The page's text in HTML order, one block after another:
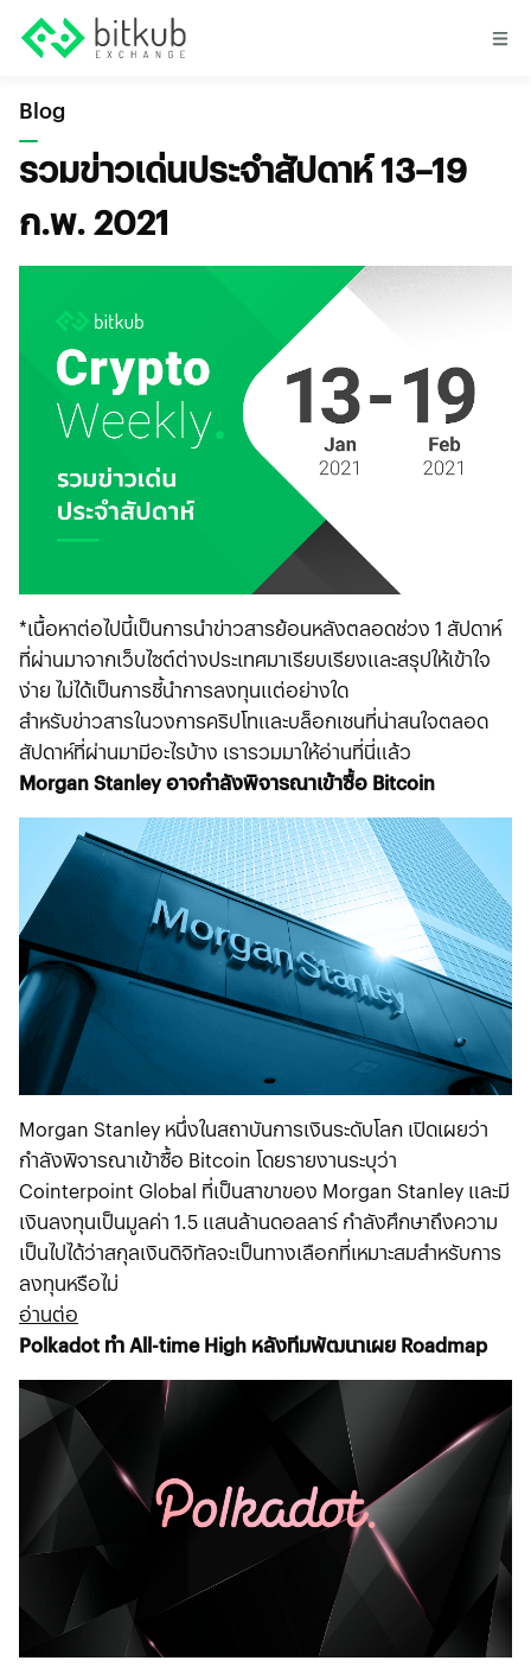
Blog
รวมข่าวเด่นประจำสัปดาห์ 13–19
ก.พ. 2021
*เนื้อหาต่อไปนี้เป็นการนำข่าวสารย้อนหลังตลอดช่วง 1 สัปดาห์
ที่ผ่านมาจากเว็บไซต์ต่างประเทศมาเรียบเรียงและสรุปให้เข้าใจ
ง่าย ไม่ได้เป็นการชี้นำการลงทุนแต่อย่างใด
สำหรับข่าวสารในวงการคริปโทและบล็อกเชนที่น่าสนใจตลอด
สัปดาห์ที่ผ่านมามีอะไรบ้าง เรารวมมาให้อ่านที่นี่แล้ว
Morgan Stanley อาจกำลังพิจารณาเข้าซื้อ Bitcoin
Morgan Stanley หนึ่งในสถาบันการเงินระดับโลก เปิดเผยว่า
กำลังพิจารณาเข้าซื้อ Bitcoin โดยรายงานระบุว่า
Cointerpoint Global ที่เป็นสาขาของ Morgan Stanley และมี
เงินลงทุนเป็นมูลค่า 1.5 แสนล้านดอลลาร์ กำลังศึกษาถึงความ
เป็นไปได้ว่าสกุลเงินดิจิทัลจะเป็นทางเลือกที่เหมาะสมสำหรับการ
ลงทุนหรือไม่
อ่านต่อ
Polkadot ทำ All-time High หลังทีมพัฒนาเผย Roadmap